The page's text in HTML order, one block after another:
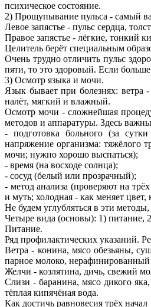
психическое состояние.
2) Прощупывание пульса - самый
Левое запястье - пульс сердца,
Правое запястье - лёгкие, тонкий
Целитель берёт специальным
Очень трудно отличить пульс
пяти, то это здоровый. Если
3) Осмотр языка и мочи.
Язык бывает при болезнях:
налёт, мягкий и влажный.
Осмотр мочи - сложнейшая
методов и аппаратуры. Здесь
- подготовка больного (за
напряжение организма: тяжёлого
мочи; нужно хорошо выспаться);
- время (на восходе солнца);
- сосуд (белый или прозрачный);
- метод анализа (проверяют на
и муть; холодная - как меняет цвет,
Не будем углубляться в эти
Четыре вида (основы): 1) питание,
Питание.
Ряд профилактических указаний.
Ветра - конина, мясо обезьяны,
парное молоко, нерафинированный
Желчи - козлятина, дичь, свежий
Слизи - баранина, мясо дикого
тёплая кипячёная вода.
Как достичь равновесия трёх начал